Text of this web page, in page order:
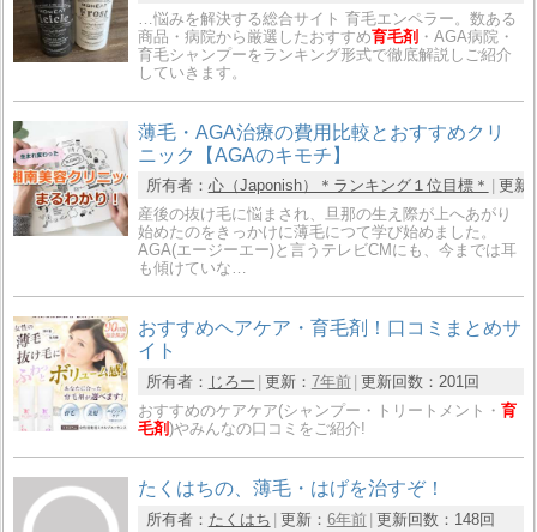
…悩みを解決する総合サイト 育毛エンペラー。数ある
商品・病院から厳選したおすすめ育毛剤 ・AGA病院・
育毛シャンプーをランキング形式で徹底解説しご紹介
していきます。
薄毛・AGA治療の費用比較とおすすめクリ
ニック【AGAのキモチ】
所有者： 心（Japonish）＊ランキング１位目標＊
更新
産後の抜け毛に悩まされ、旦那の生え際が上へあがり
始めたのをきっかけに薄毛につて学び始めました。
AGA(エージーエー)と言うテレビCMにも、今までは耳
も傾けていな…
おすすめヘアケア・育毛剤！口コミまとめサ
イト
所有者： じろー 更新： 7年前 更新回数： 201回
おすすめのケアケア(シャンプー・トリートメント・育
毛剤)やみんなの口コミをご紹介!
たくはちの、薄毛・はげを治すぞ！
所有者： たくはち 更新： 6年前 更新回数： 148回